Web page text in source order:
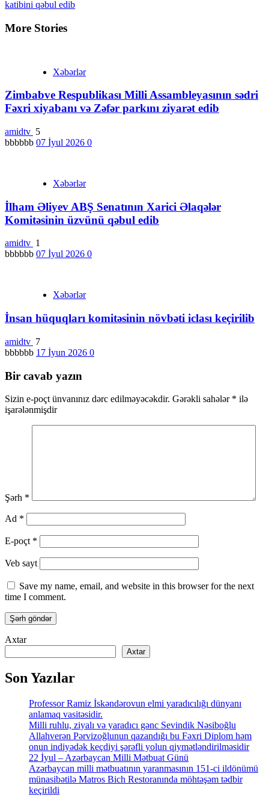
katibini qəbul edib
More Stories
Xəbərlər
Zimbabve Respublikası Milli Assambleyasının sədri
Fəxri xiyabanı və Zəfər parkını ziyarət edib
amidtv 5
bbbbbb 07 İyul 2026 0
Xəbərlər
İlham Əliyev ABŞ Senatının Xarici Əlaqələr
Komitəsinin üzvünü qəbul edib
amidtv 1
bbbbbb 07 İyul 2026 0
Xəbərlər
İnsan hüquqları komitəsinin növbəti iclası keçirilib
amidtv 7
bbbbbb 17 İyun 2026 0
Bir cavab yazın
Sizin e-poçt ünvanınız dərc edilməyəcəkdir. Gərəkli sahələr * ilə
işarələnmişdir
Şərh *
Ad *
E-poçt *
Veb sayt
Save my name, email, and website in this browser for the next
time I comment.
Axtar
Axtar
Son Yazılar
Professor Ramiz İskəndərovun elmi yaradıcılığı dünyanı
anlamaq vasitəsidir.
Milli ruhlu, ziyalı və yaradıcı gənc Sevindik Nəsiboğlu
Allahverən Pərvizoğlunun qazandığı bu Fəxri Diplom həm
onun indiyədək keçdiyi şərəfli yolun qiymətləndirilməsidir
22 İyul – Azərbaycan Milli Mətbuat Günü
Azərbaycan milli mətbuatının yaranmasının 151-ci ildönümü
münasibətilə Matros Bich Restoranında möhtəşəm tədbir
keçirildi